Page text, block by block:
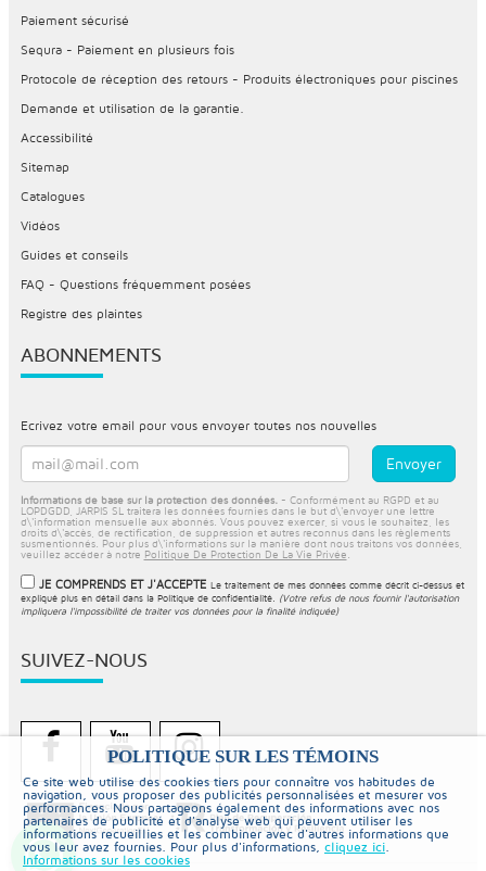
POLITIQUE SUR LES TÉMOINS
Ce site web utilise des cookies tiers pour connaître vos habitudes de
navigation, vous proposer des publicités personnalisées et mesurer vos
performances. Nous partageons également des informations avec nos
partenaires de publicité et d'analyse web qui peuvent utiliser les
informations recueillies et les combiner avec d'autres informations que
vous leur avez fournies. Pour plus d'informations, cliquez ici.
Informations sur les cookies
Paiement sécurisé
Sequra - Paiement en plusieurs fois
Protocole de réception des retours - Produits électroniques pour piscines
Demande et utilisation de la garantie.
Accessibilité
Sitemap
Catalogues
Vidéos
Guides et conseils
FAQ - Questions fréquemment posées
Registre des plaintes
ABONNEMENTS
Ecrivez votre email pour vous envoyer toutes nos nouvelles
Informations de base sur la protection des données. - Conformément au RGPD et au
LOPDGDD, JARPIS SL traitera les données fournies dans le but d\'envoyer une lettre
d\'information mensuelle aux abonnés. Vous pouvez exercer, si vous le souhaitez, les
droits d\'accès, de rectification, de suppression et autres reconnus dans les règlements
susmentionnés. Pour plus d\'informations sur la manière dont nous traitons vos données,
veuillez accéder à notre Politique De Protection De La Vie Privée
JE COMPRENDS ET J'ACCEPTE Le traitement de mes données comme décrit ci-dessus et
expliqué plus en détail dans la Politique de confidentialité.
(Votre refus de nous fournir l'autorisation
impliquera l'impossibilité de traiter vos données pour la finalité indiquée)
SUIVEZ-NOUS